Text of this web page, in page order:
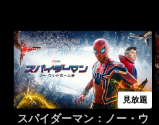
見放題
スパイダーマン：ノー・ウ